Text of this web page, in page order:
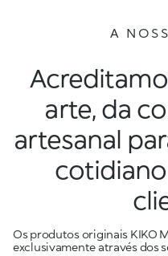
A
arte, da
artesanal
Os produtos originais KIKO
exclusivamente através dos